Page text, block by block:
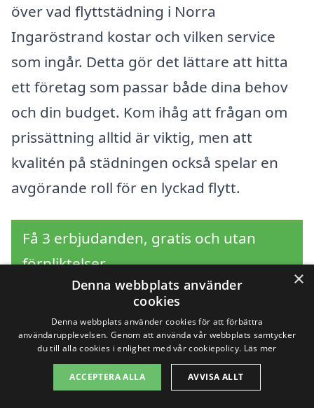
över vad flyttstädning i Norra
Ingaröstrand kostar och vilken service
som ingår. Detta gör det lättare att hitta
ett företag som passar både dina behov
och din budget. Kom ihåg att frågan om
prissättning alltid är viktig, men att
kvalitén på städningen också spelar en
avgörande roll för en lyckad flytt.
Få 3 erbjudanden, gratis och utan
förpliktelser
Sök efter en
professionell för
×
Denna webbplats använder
cookies
Denna webbplats använder cookies för att förbättra
användarupplevelsen. Genom att använda vår webbplats samtycker
du till alla cookies i enlighet med vår cookiepolicy. Läs mer
ACCEPTERA ALLA AVVISA ALLT